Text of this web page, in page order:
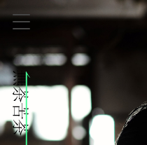
株式会社無茶苦茶